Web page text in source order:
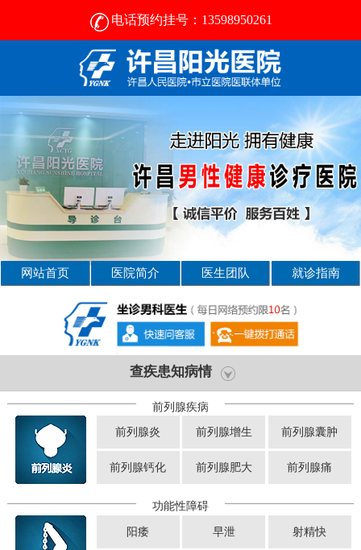
电话预约挂号：13598950261
许昌比较好的男性医院-2024正规男科医院排名-许昌阳光医院
网站首页 医院简介 医生团队 就诊指南
查疾患知病情
前列腺疾病
前列腺炎 前列腺增生 前列腺囊肿
前列腺钙化 前列腺肥大 前列腺痛
功能性障碍
阳痿 早泄 射精快